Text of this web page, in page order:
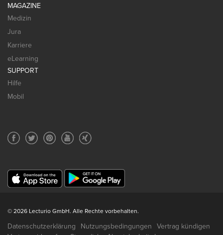
MAGAZINE
Medizin
Jura
Karriere
eLearning
SUPPORT
Hilfe
Mobil
© 2026 Lecturio GmbH. Alle Rechte vorbehalten.
Datenschutzerklärung Nutzungsbedingungen
Vertrag kündigen